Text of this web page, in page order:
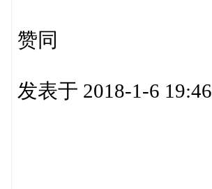
赞同
发表于 2018-1-6 19:46